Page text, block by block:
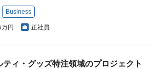
Business
円 正社員
ティ・グッズ特注領域のプロジェクト